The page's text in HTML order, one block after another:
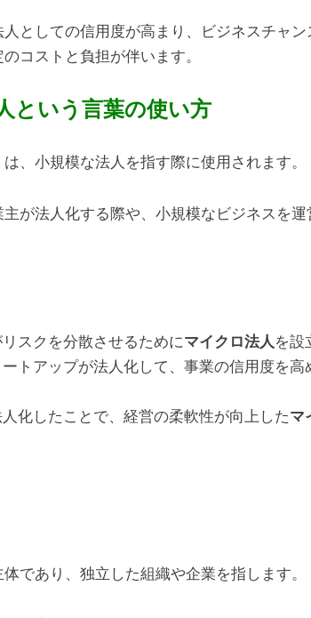
としての信用度が高まり、ビジネスチャ
コストと負担が伴います。
という言葉の使い方
は、小規模な法人を指す際に使用されます。
が法人化する際や、小規模なビジネスを
スクを分散させるためにマイクロ法人を設
トアップが法人化して、事業の信用度を高
化したことで、経営の柔軟性が向上したマ
であり、独立した組織や企業を指します。